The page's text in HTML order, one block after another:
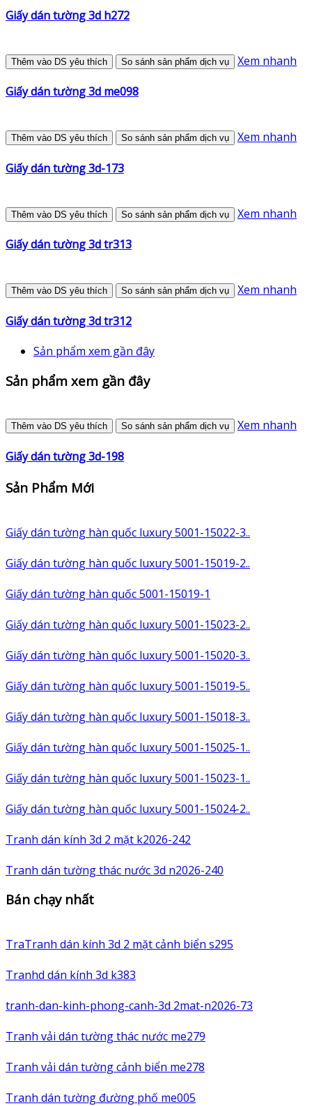
Giấy dán tường 3d h272
Thêm vào DS yêu thích So sánh sản phẩm dịch vụ Xem nhanh
Giấy dán tường 3d me098
Thêm vào DS yêu thích So sánh sản phẩm dịch vụ Xem nhanh
Giấy dán tường 3d-173
Thêm vào DS yêu thích So sánh sản phẩm dịch vụ Xem nhanh
Giấy dán tường 3d tr313
Thêm vào DS yêu thích So sánh sản phẩm dịch vụ Xem nhanh
Giấy dán tường 3d tr312
Sản phẩm xem gần đây
Sản phẩm xem gần đây
Thêm vào DS yêu thích So sánh sản phẩm dịch vụ Xem nhanh
Giấy dán tường 3d-198
Sản Phẩm Mới
Giấy dán tường hàn quốc luxury 5001-15022-3..
Giấy dán tường hàn quốc luxury 5001-15019-2..
Giấy dán tường hàn quốc 5001-15019-1
Giấy dán tường hàn quốc luxury 5001-15023-2..
Giấy dán tường hàn quốc luxury 5001-15020-3..
Giấy dán tường hàn quốc luxury 5001-15019-5..
Giấy dán tường hàn quốc luxury 5001-15018-3..
Giấy dán tường hàn quốc luxury 5001-15025-1..
Giấy dán tường hàn quốc luxury 5001-15023-1..
Giấy dán tường hàn quốc luxury 5001-15024-2..
Tranh dán kính 3d 2 mặt k2026-242
Tranh dán tường thác nước 3d n2026-240
Bán chạy nhất
TraTranh dán kính 3d 2 mặt cảnh biển s295
Tranhd dán kính 3d k383
tranh-dan-kinh-phong-canh-3d 2mat-n2026-73
Tranh vải dán tường thác nước me279
Tranh vải dán tường cảnh biển me278
Tranh dán tường đường phố me005